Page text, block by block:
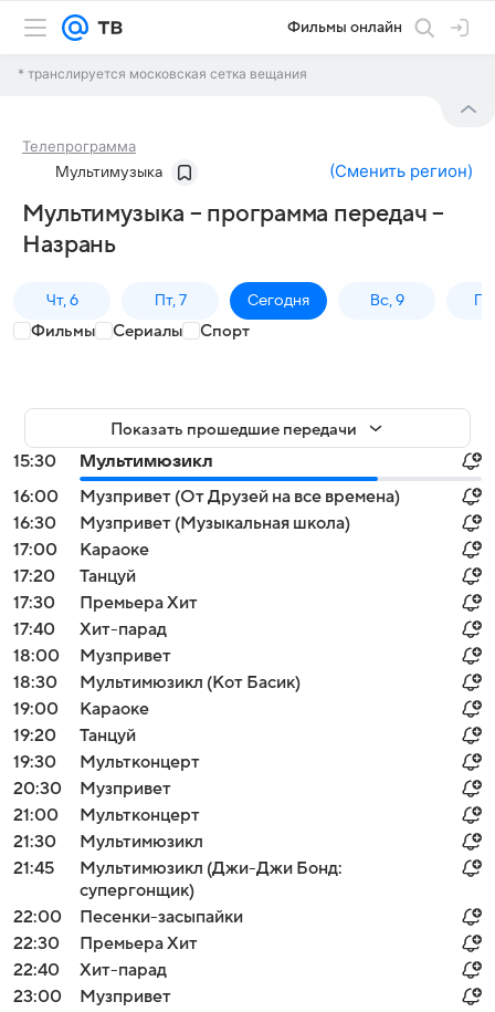
Фильмы онлайн
* транслируется московская сетка вещания
Телепрограмма
Мультимузыка (Сменить регион)
Мультимузыка – программа передач –
Назрань
Чт, 6 Пт, 7 Сегодня Вс, 9
Фильмы Сериалы Спорт
Показать прошедшие передачи
15:30
Мультимюзикл
16:00
Музпривет (От Друзей на все времена)
16:30
Музпривет (Музыкальная школа)
17:00
Караоке
17:20
Танцуй
17:30
Премьера Хит
17:40
Хит-парад
18:00
Музпривет
18:30
Мультимюзикл (Кот Басик)
19:00
Караоке
19:20
Танцуй
19:30
Мультконцерт
20:30
Музпривет
21:00
Мультконцерт
21:30
Мультимюзикл
21:45
Мультимюзикл (Джи-Джи Бонд:
супергонщик)
22:00
Песенки-засыпайки
22:30
Премьера Хит
22:40
Хит-парад
23:00
Музпривет